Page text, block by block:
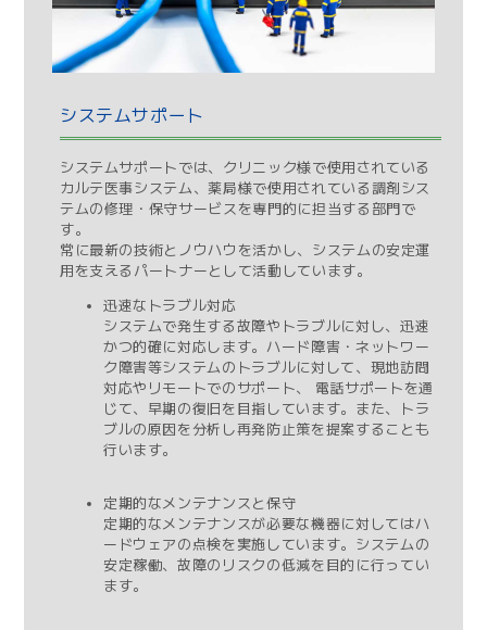
システムサポート
システムサポートでは、クリニック様で使用されている
カルテ医事システム、薬局様で使用されている調剤シス
テムの修理・保守サービスを専門的に担当する部門で
す。
常に最新の技術とノウハウを活かし、システムの安定運
用を支えるパートナーとして活動しています。
迅速なトラブル対応
システムで発生する故障やトラブルに対し、迅速
かつ的確に対応します。ハード障害・ネットワー
ク障害等システムのトラブルに対して、現地訪問
対応やリモートでのサポート、 電話サポートを通
じて、早期の復旧を目指しています。また、トラ
ブルの原因を分析し再発防止策を提案することも
行います。
定期的なメンテナンスと保守
定期的なメンテナンスが必要な機器に対してはハ
ードウェアの点検を実施しています。システムの
安定稼働、故障のリスクの低減を目的に行ってい
ます。